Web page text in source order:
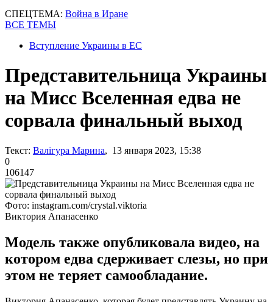
СПЕЦТЕМА: Война в Иране
ВСЕ ТЕМЫ
Вступление Украины в ЕС
Представительница Украины
на Мисс Вселенная едва не
сорвала финальный выход
Текст: Валігура Марина, 13 января 2023, 15:38
0
106147
Фото: instagram.com/crystal.viktoria
Виктория Апанасенко
Модель также опубликовала видео, на
котором едва сдерживает слезы, но при
этом не теряет самообладание.